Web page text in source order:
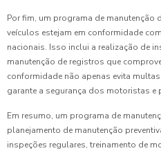
Por fim, um programa de manutenção
veículos estejam em conformidade
nacionais. Isso inclui a realização de
manutenção de registros que
conformidade não apenas evita
garante a segurança dos motoristas e
Em resumo, um programa de
planejamento de manutenção
inspeções regulares, treinamento de